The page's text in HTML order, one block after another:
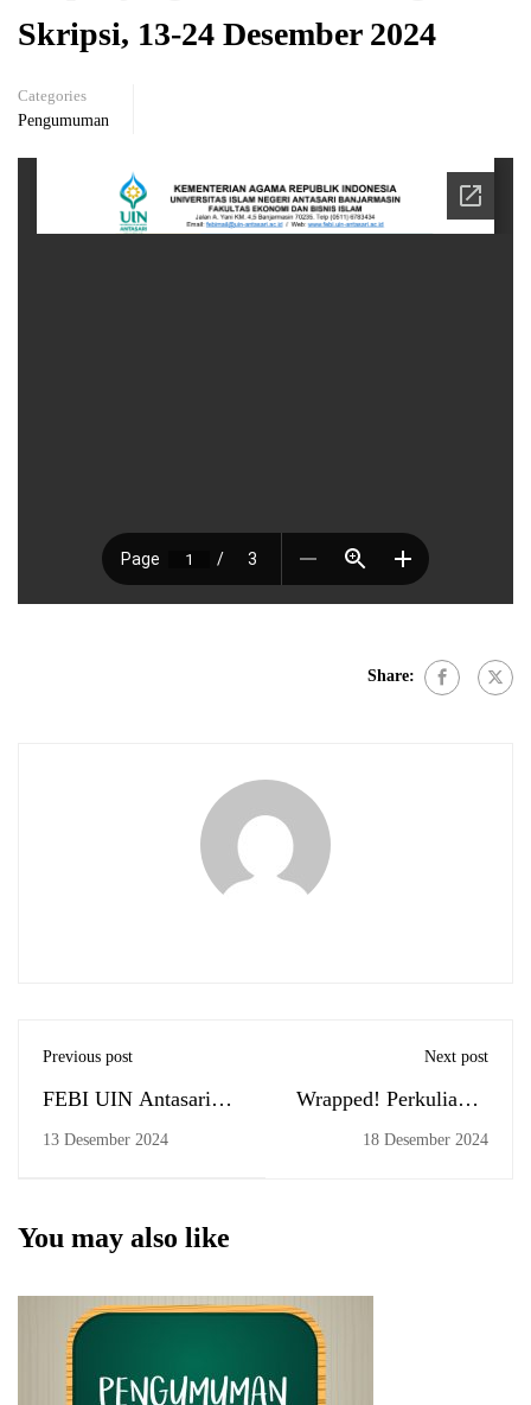
Skripsi, 13-24 Desember 2024
Categories
Pengumuman
Share:
Previous post
FEBI UIN Antasari
Gelar Sharing Session
13 Desember 2024
Next post
Wrapped! Perkuliahan
Tamu Bersama BI dan
18 Desember 2024
You may also like